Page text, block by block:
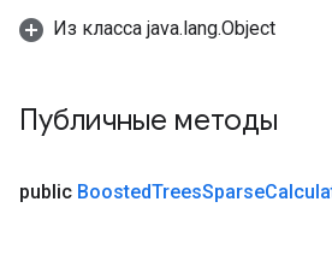
Из класса java.lang.Object
Публичные методы
public BoostedTreesSparse